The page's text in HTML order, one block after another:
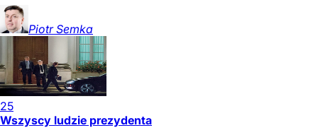
Piotr Semka
25
Wszyscy ludzie prezydenta